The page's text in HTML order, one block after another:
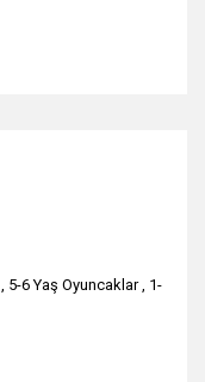
, 5-6 Yaş Oyuncaklar , 1-